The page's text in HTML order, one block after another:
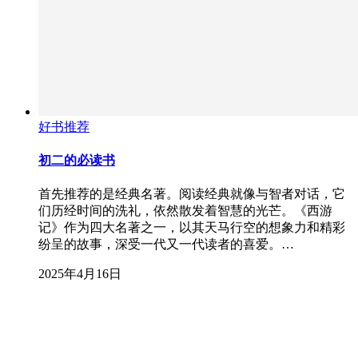
好书推荐
初二的必读书
首先推荐的是经典名著。阅读经典就像与智者对话，它
们历经时间的洗礼，依然散发着智慧的光芒。《西游
记》作为四大名著之一，以其天马行空的想象力和精彩
纷呈的故事，深受一代又一代读者的喜爱。…
2025年4月16日